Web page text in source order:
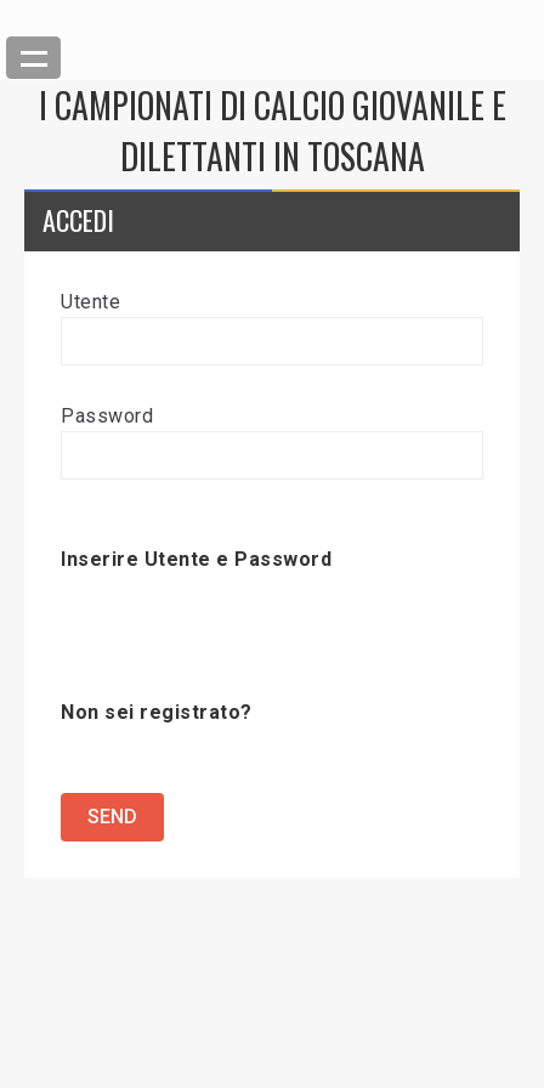
Back
Modifica News
I CAMPIONATI DI CALCIO GIOVANILE E
DILETTANTI IN TOSCANA
ACCEDI
Utente
Password
Inserire Utente e Password
Non sei registrato?